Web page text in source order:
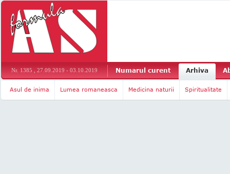
Nr. 1385 , 27.09.2019 - 03.10.2019 Numarul curent Arhiva
Asul de inima Lumea romaneasca Medicina naturii Spiritualitate